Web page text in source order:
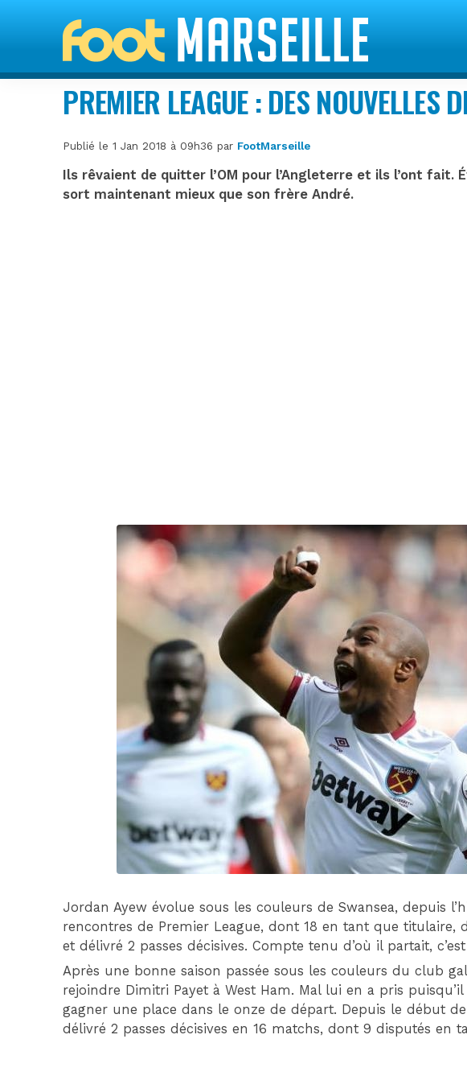
PREMIER LEAGUE : DES NOUVELLES
Publié le 1 Jan 2018 à 09h36 par FootMarseille
Ils rêvaient de quitter l’OM pour l’Angleterre et ils l’ont fait.
sort maintenant mieux que son frère André.
Jordan Ayew évolue sous les couleurs de Swansea, depuis
rencontres de Premier League, dont 18 en tant que titulaire,
et délivré 2 passes décisives. Compte tenu d’où il partait,
Après une bonne saison passée sous les couleurs du club
rejoindre Dimitri Payet à West Ham. Mal lui en a pris
gagner une place dans le onze de départ. Depuis le début
délivré 2 passes décisives en 16 matchs, dont 9 disputés en